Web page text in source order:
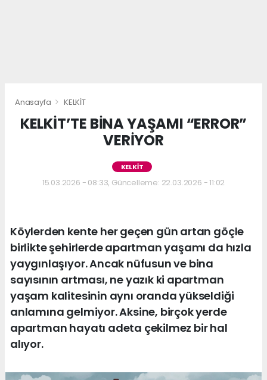
Anasayfa KELKİT
KELKİT’TE BİNA YAŞAMI “ERROR”
VERİYOR
KELKİT
15.03.2026 - 08:33, Güncelleme: 22.03.2026 - 11:02
Köylerden kente her geçen gün artan göçle
birlikte şehirlerde apartman yaşamı da hızla
yaygınlaşıyor. Ancak nüfusun ve bina
sayısının artması, ne yazık ki apartman
yaşam kalitesinin aynı oranda yükseldiği
anlamına gelmiyor. Aksine, birçok yerde
apartman hayatı adeta çekilmez bir hal
alıyor.